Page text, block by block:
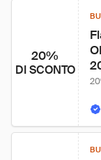
20%
DI SCONTO